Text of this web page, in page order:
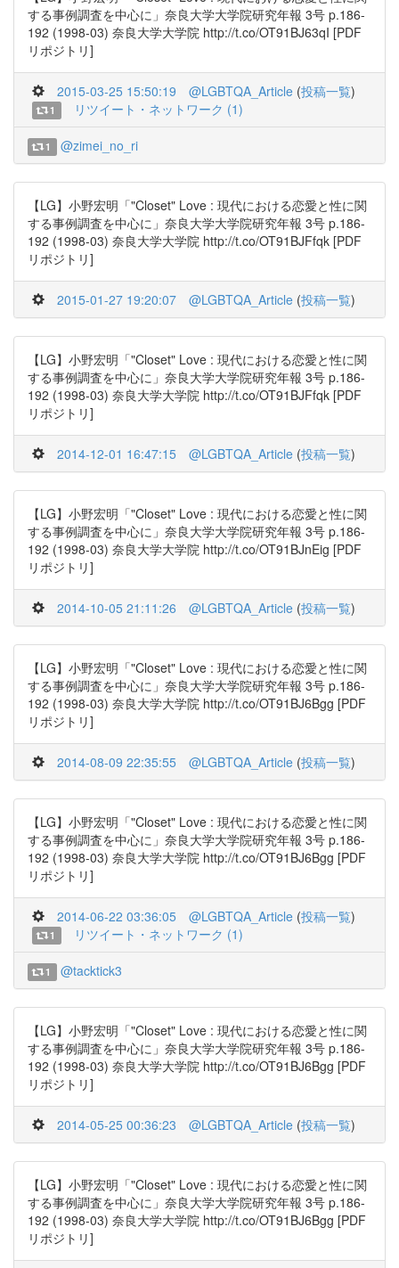
する事例調査を中心に」奈良大学大学院研究年報 3号 p.186-
192 (1998-03) 奈良大学大学院 http://t.co/OT91BJ63qI [PDF
リポジトリ]
2015-03-25 15:50:19 @LGBTQA_Article (投稿一覧)
1 リツイート・ネットワーク (1)
1 @zimei_no_ri
【LG】小野宏明「"Closet" Love : 現代における恋愛と性に関
する事例調査を中心に」奈良大学大学院研究年報 3号 p.186-
192 (1998-03) 奈良大学大学院 http://t.co/OT91BJFfqk [PDF
リポジトリ]
2015-01-27 19:20:07 @LGBTQA_Article (投稿一覧)
【LG】小野宏明「"Closet" Love : 現代における恋愛と性に関
する事例調査を中心に」奈良大学大学院研究年報 3号 p.186-
192 (1998-03) 奈良大学大学院 http://t.co/OT91BJFfqk [PDF
リポジトリ]
2014-12-01 16:47:15 @LGBTQA_Article (投稿一覧)
【LG】小野宏明「"Closet" Love : 現代における恋愛と性に関
する事例調査を中心に」奈良大学大学院研究年報 3号 p.186-
192 (1998-03) 奈良大学大学院 http://t.co/OT91BJnEig [PDF
リポジトリ]
2014-10-05 21:11:26 @LGBTQA_Article (投稿一覧)
【LG】小野宏明「"Closet" Love : 現代における恋愛と性に関
する事例調査を中心に」奈良大学大学院研究年報 3号 p.186-
192 (1998-03) 奈良大学大学院 http://t.co/OT91BJ6Bgg [PDF
リポジトリ]
2014-08-09 22:35:55 @LGBTQA_Article (投稿一覧)
【LG】小野宏明「"Closet" Love : 現代における恋愛と性に関
する事例調査を中心に」奈良大学大学院研究年報 3号 p.186-
192 (1998-03) 奈良大学大学院 http://t.co/OT91BJ6Bgg [PDF
リポジトリ]
2014-06-22 03:36:05 @LGBTQA_Article (投稿一覧)
1 リツイート・ネットワーク (1)
1 @tacktick3
【LG】小野宏明「"Closet" Love : 現代における恋愛と性に関
する事例調査を中心に」奈良大学大学院研究年報 3号 p.186-
192 (1998-03) 奈良大学大学院 http://t.co/OT91BJ6Bgg [PDF
リポジトリ]
2014-05-25 00:36:23 @LGBTQA_Article (投稿一覧)
【LG】小野宏明「"Closet" Love : 現代における恋愛と性に関
する事例調査を中心に」奈良大学大学院研究年報 3号 p.186-
192 (1998-03) 奈良大学大学院 http://t.co/OT91BJ6Bgg [PDF
リポジトリ]